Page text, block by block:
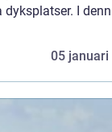
I
05 januari